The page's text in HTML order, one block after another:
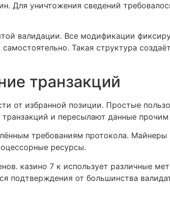
Для уничтожения сведений
валидации. Все модификации
Такая структура
транзакций
от избранной позиции. Простые
и пересылают данные прочим
требованиям протокола.
ресурсы.
казино 7 к использует различные
подтверждения от большинства